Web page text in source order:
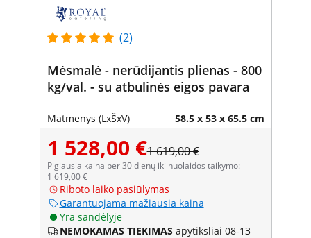
(2)
Mėsmalė - nerūdijantis plienas - 800
kg/val. - su atbulinės eigos pavara
Matmenys (LxŠxV) 58.5 x 53 x 65.5 cm
1 528,00 €1 619,00 €
Pigiausia kaina per 30 dienų iki nuolaidos taikymo:
1 619,00 €
Riboto laiko pasiūlymas
Garantuojama mažiausia kaina
Yra sandėlyje
NEMOKAMAS TIEKIMAS apytiksliai 08-13